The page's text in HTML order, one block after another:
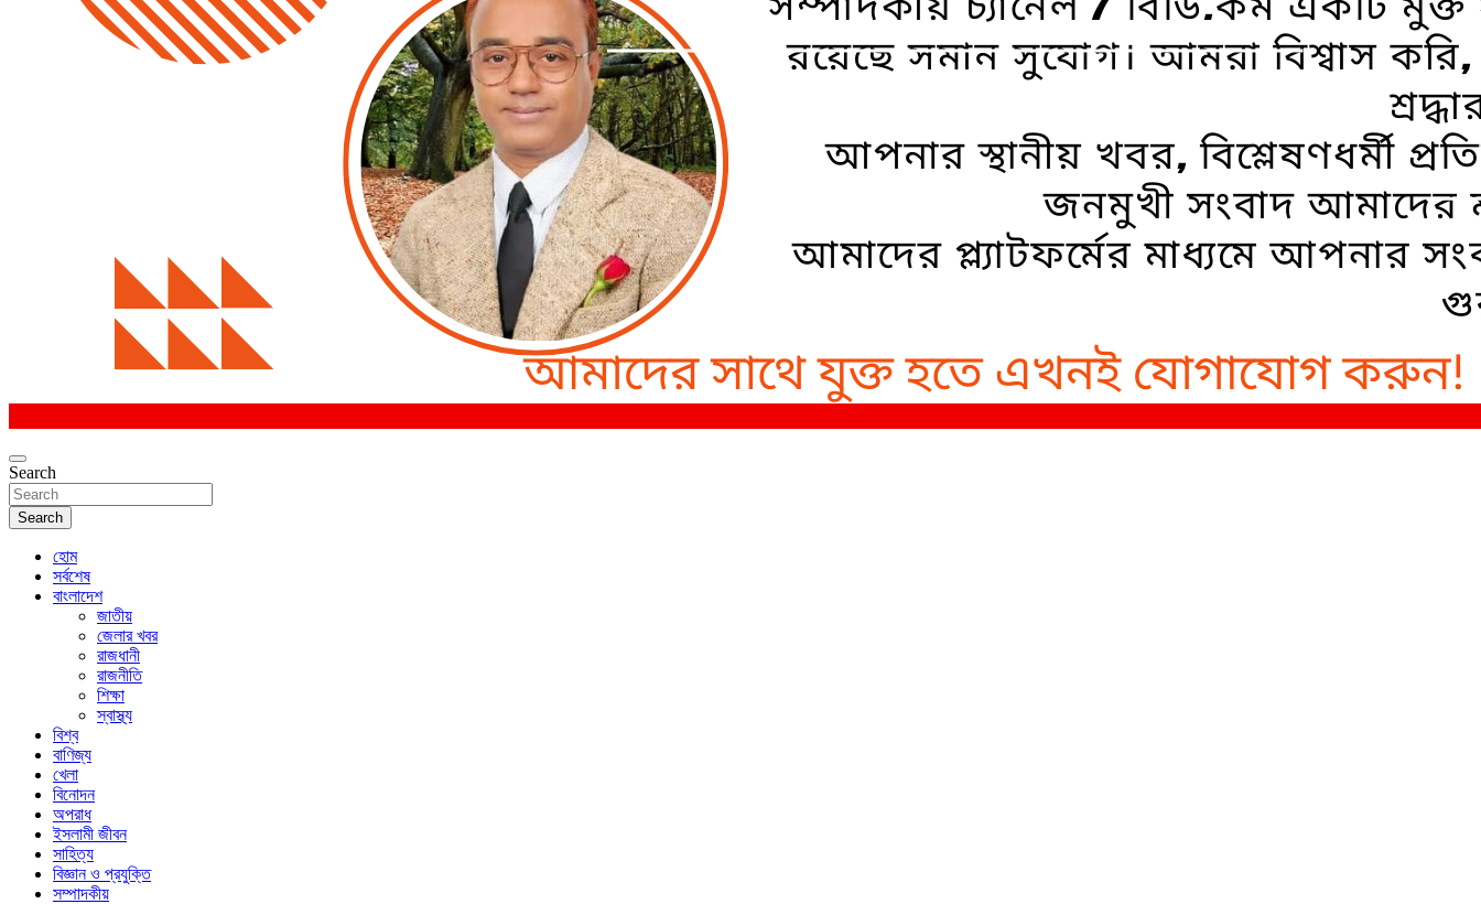
Search
Search
হোম
সর্বশেষ
বাংলাদেশ
জাতীয়
জেলার খবর
রাজধানী
রাজনীতি
শিক্ষা
স্বাস্থ্য
বিশ্ব
বাণিজ্য
খেলা
বিনোদন
অপরাধ
ইসলামী জীবন
সাহিত্য
বিজ্ঞান ও প্রযুক্তি
সম্পাদকীয়